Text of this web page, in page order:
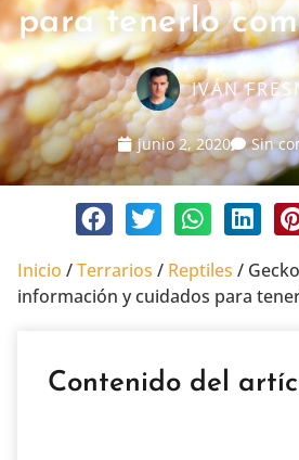
para tenerlo
IVÁN
junio 2, 2020 Sin
Inicio /Terrarios / Reptiles /
información y cuidados para
Contenido del